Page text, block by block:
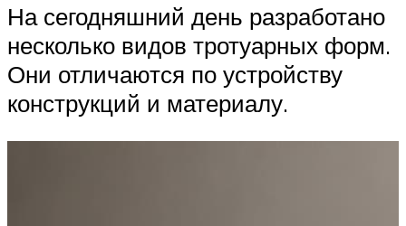
На сегодняшний день разработано
несколько видов тротуарных форм.
Они отличаются по устройству
конструкций и материалу.